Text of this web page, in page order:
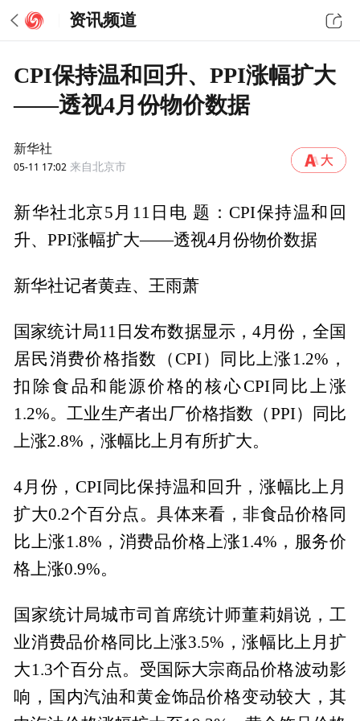
资讯频道
CPI保持温和回升、PPI涨幅扩大
——透视4月份物价数据
新华社
05-11 17:02 来自北京市
新华社北京5月11日电 题：CPI保持温和回
升、PPI涨幅扩大——透视4月份物价数据
新华社记者黄垚、王雨萧
国家统计局11日发布数据显示，4月份，全国
居民消费价格指数（CPI）同比上涨1.2%，
扣除食品和能源价格的核心CPI同比上涨
1.2%。工业生产者出厂价格指数（PPI）同比
上涨2.8%，涨幅比上月有所扩大。
4月份，CPI同比保持温和回升，涨幅比上月
扩大0.2个百分点。具体来看，非食品价格同
比上涨1.8%，消费品价格上涨1.4%，服务价
格上涨0.9%。
国家统计局城市司首席统计师董莉娟说，工
业消费品价格同比上涨3.5%，涨幅比上月扩
大1.3个百分点。受国际大宗商品价格波动影
响，国内汽油和黄金饰品价格变动较大，其